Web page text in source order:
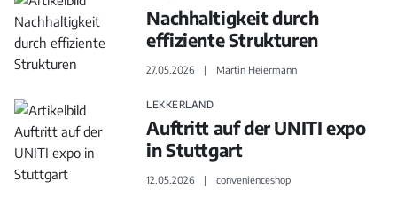
Nachhaltigkeit durch
effiziente Strukturen
27.05.2026 Martin Heiermann
LEKKERLAND
Auftritt auf der UNITI expo
in Stuttgart
12.05.2026 convenienceshop